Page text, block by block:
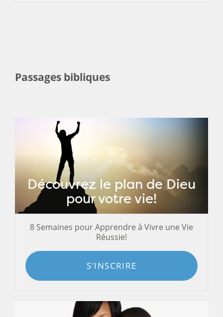
Passages bibliques
Découvrez le plan de Dieu
pour votre vie!
8 Semaines pour Apprendre à Vivre une Vie
Réussie!
S'INSCRIRE